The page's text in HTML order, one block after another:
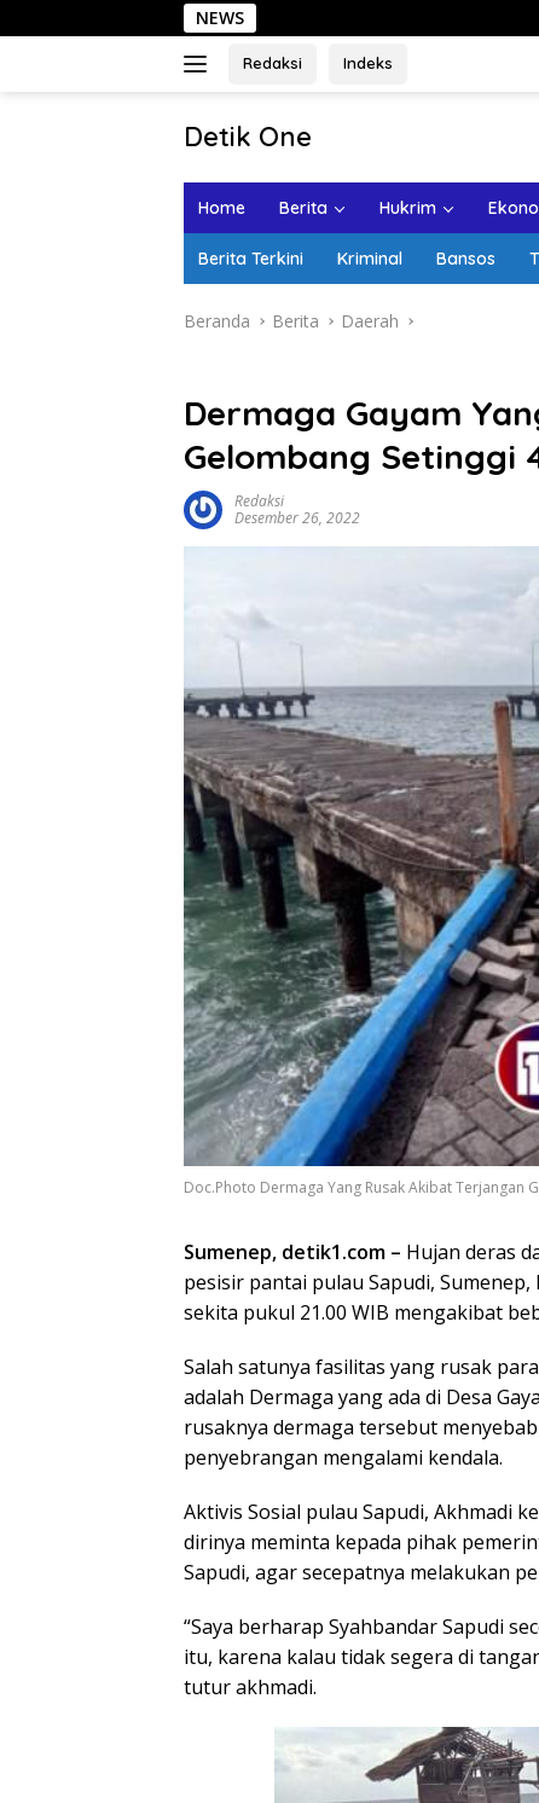
ke
NEWS Sehari
Redaksi Indeks
Detik One
Ungkap
Home Berita Hukrim
Berita Terkini Kriminal Bansos
Beranda Berita Daerah
Dermaga Gayam
Gelombang Setinggi
Redaksi
Desember 26, 2022
Doc.Photo Dermaga Yang Rusak Akibat Terjangan
Sumenep, detik1.com – Hujan deras
pesisir pantai pulau Sapudi, Sumenep,
sekita pukul 21.00 WIB mengakibat
Salah satunya fasilitas yang rusak
adalah Dermaga yang ada di Desa
rusaknya dermaga tersebut
penyebrangan mengalami kendala.
Aktivis Sosial pulau Sapudi, Akhmadi
dirinya meminta kepada pihak
Sapudi, agar secepatnya melakukan
“Saya berharap Syahbandar Sapudi
itu, karena kalau tidak segera di
tutur akhmadi.